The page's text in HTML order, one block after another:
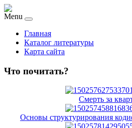
Menu
Главная
Каталог литературы
Карта сайта
Что почитать?
Смерть за
Основы структурирования